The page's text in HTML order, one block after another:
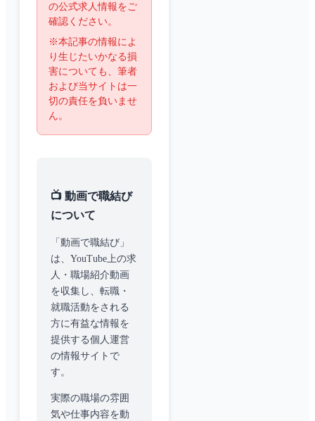
の公式求人情報をご
確認ください。
※本記事の情報によ
り生じたいかなる損
害についても、筆者
および当サイトは一
切の責任を負いませ
ん。
📺 動画で職結び
について
「動画で職結び」
は、YouTube上の求
人・職場紹介動画
を収集し、転職・
就職活動をされる
方に有益な情報を
提供する個人運営
の情報サイトで
す。
実際の職場の雰囲
気や仕事内容を動